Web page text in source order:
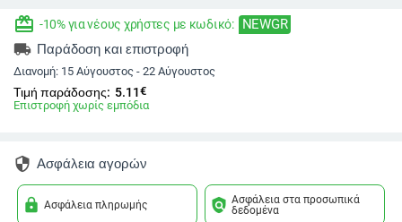
redeem -10% για νέους χρήστες με κωδικό: NEWGR
local_shipping Παράδοση και επιστροφή
Διανομή: 15 Αύγουστος - 22 Αύγουστος
Τιμή παράδοσης: 5.11€
Επιστροφή χωρίς εμπόδια
security Ασφάλεια αγορών
lock Ασφάλεια πληρωμής policy Ασφάλεια στα προσωπικά
δεδομένα